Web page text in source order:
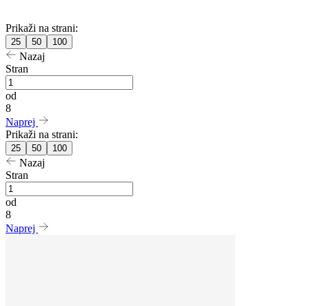
Prikaži na strani:
25 50 100
Nazaj
Stran
od
8
Naprej
Prikaži na strani:
25 50 100
Nazaj
Stran
od
8
Naprej